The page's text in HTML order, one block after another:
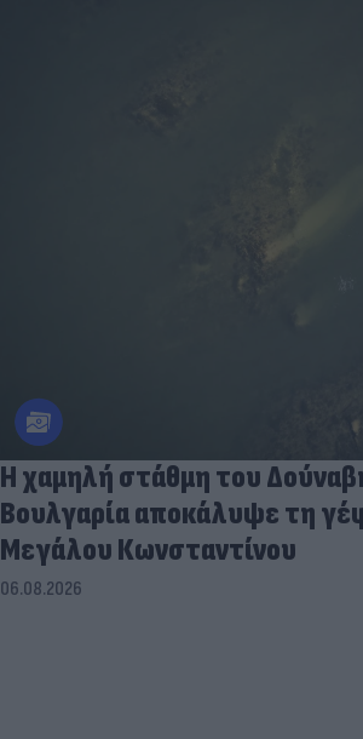
Η χαμηλή στάθμη του
Βουλγαρία αποκάλυψε τη
Μεγάλου Κωνσταντίνου
06.08.2026